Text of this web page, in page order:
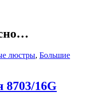
люстры, Большие
8703/16G